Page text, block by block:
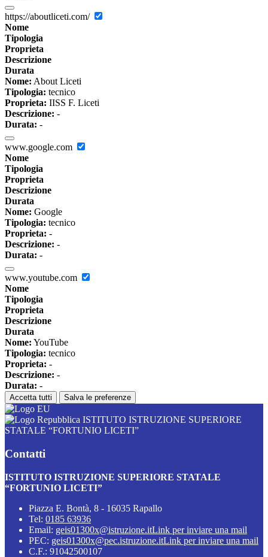
https://aboutliceti.com/
Nome
Tipologia
Proprieta
Descrizione
Durata
Nome: About Liceti
Tipologia: tecnico
Proprieta: IISS F. Liceti
Descrizione: -
Durata: -
www.google.com
Nome
Tipologia
Proprieta
Descrizione
Durata
Nome: Google
Tipologia: tecnico
Proprieta: -
Descrizione: -
Durata: -
www.youtube.com
Nome
Tipologia
Proprieta
Descrizione
Durata
Nome: YouTube
Tipologia: tecnico
Proprieta: -
Descrizione: -
Durata: -
Accetta tutti Salva le preferenze
ISTITUTO ISTRUZIONE SUPERIORE
STATALE “FORTUNIO LICETI”
Contatti
ISTITUTO ISTRUZIONE SUPERIORE STATALE
“FORTUNIO LICETI”
Piazza E. Bontà, 8 - 16035 Rapallo
Tel: 0185 63936
Email: geis01300x@istruzione.itLink per inviare una mail
PEC: geis01300x@pec.istruzione.itLink per inviare una mail
C.F.: 91042500107